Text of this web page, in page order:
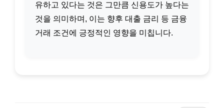
유하고 있다는 것은 그만큼 신용도가 높다는
것을 의미하며, 이는 향후 대출 금리 등 금융
거래 조건에 긍정적인 영향을 미칩니다.